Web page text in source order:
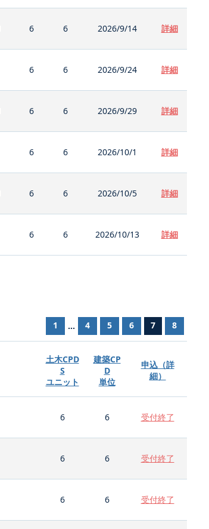
6 6 2026/9/14 詳細
6 6 2026/9/24 詳細
6 6 2026/9/29 詳細
6 6 2026/10/1 詳細
6 6 2026/10/5 詳細
6 6 2026/10/13 詳細
1 ... 4 5 6 7 8
土木CPD
S
ユニット
建築CP
D
単位
申込（詳
細）
6 6 受付終了
6 6 受付終了
6 6 受付終了